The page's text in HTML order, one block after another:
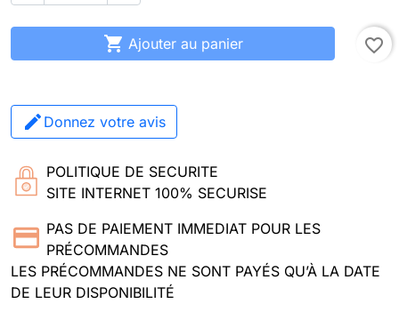
 Ajouter au panier favorite_border
Donnez votre avis
POLITIQUE DE SECURITE
SITE INTERNET 100% SECURISE
PAS DE PAIEMENT IMMEDIAT POUR LES
PRÉCOMMANDES
LES PRÉCOMMANDES NE SONT PAYÉS QU’À LA DATE
DE LEUR DISPONIBILITÉ